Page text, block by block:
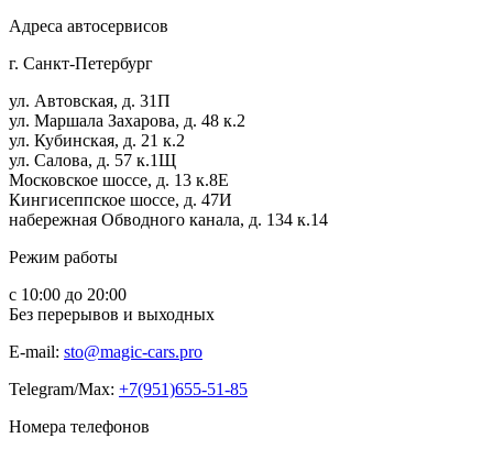
Адреса автосервисов
г. Санкт-Петербург
ул. Автовская, д. 31П
ул. Маршала Захарова, д. 48 к.2
ул. Кубинская, д. 21 к.2
ул. Салова, д. 57 к.1Щ
Московское шоссе, д. 13 к.8Е
Кингисеппское шоссе, д. 47И
набережная Обводного канала, д. 134 к.14
Режим работы
с 10:00 до 20:00
Без перерывов и выходных
E-mail: sto@magic-cars.pro
Telegram/Max: +7(951)655-51-85
Номера телефонов